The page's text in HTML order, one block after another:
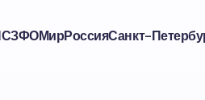
СЗФОМирРоссияСанкт-